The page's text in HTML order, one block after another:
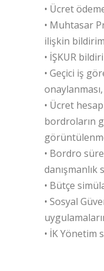
• Ücret
• Muhtasar
ilişkin
• İŞKUR
• Geçici iş
onaylanması,
• Ücret
bordroların
• Bordro
danışmanlık
• Bütçe
• Sosyal
• İK Yönetim